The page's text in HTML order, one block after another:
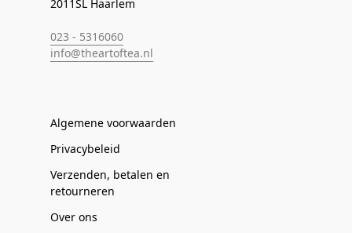
2011SL Haarlem
023 - 5316060
info@theartoftea.nl
Algemene voorwaarden
Privacybeleid
Verzenden, betalen en
retourneren
Over ons